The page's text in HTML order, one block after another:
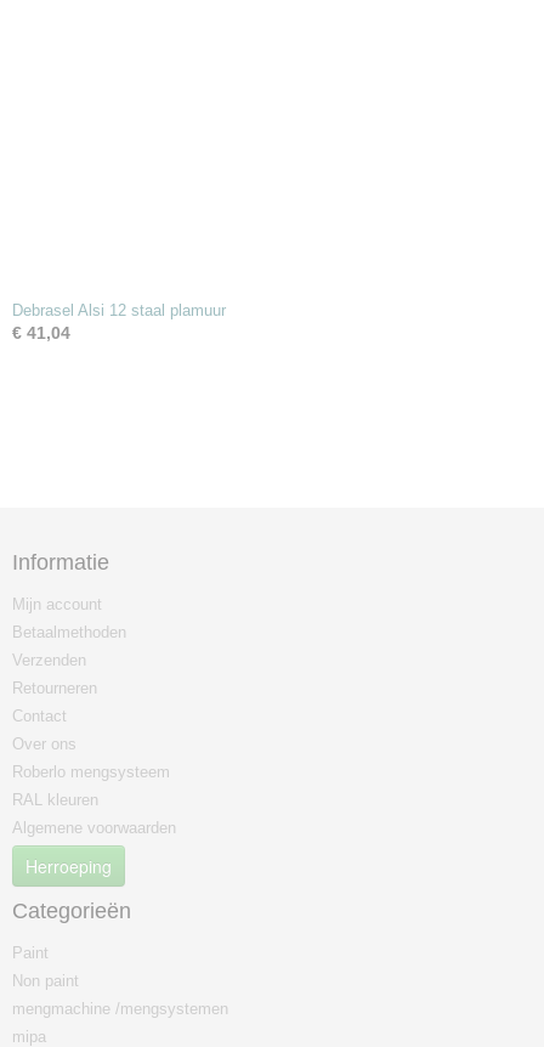
Debrasel Alsi 12 staal plamuur
€ 41,04
Informatie
Mijn account
Betaalmethoden
Verzenden
Retourneren
Contact
Over ons
Roberlo mengsysteem
RAL kleuren
Algemene voorwaarden
Herroeping
Categorieën
Paint
Non paint
mengmachine /mengsystemen
mipa